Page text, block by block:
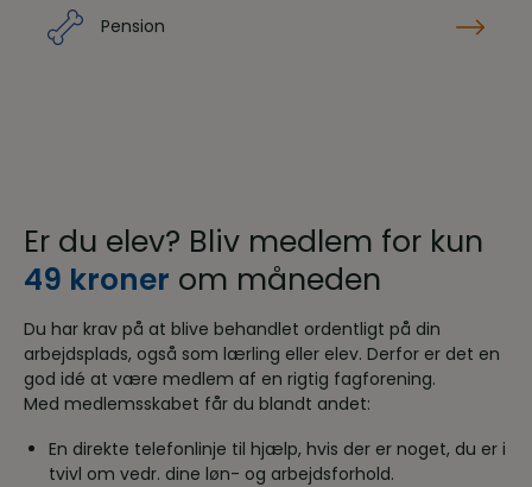
Pension
Er du elev? Bliv medlem for kun
49 kroner om måneden
Du har krav på at blive behandlet ordentligt på din
arbejdsplads, også som lærling eller elev. Derfor er det en
god idé at være medlem af en rigtig fagforening.
Med medlemsskabet får du blandt andet:
En direkte telefonlinje til hjælp, hvis der er noget, du er i
tvivl om vedr. dine løn- og arbejdsforhold.